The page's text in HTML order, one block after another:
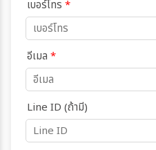
เบอร์โทร *
อีเมล *
Line ID (ถ้ามี)